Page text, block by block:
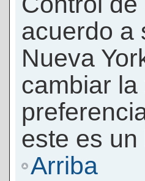
acuerdo a
Nueva
cambiar
este es
Arriba